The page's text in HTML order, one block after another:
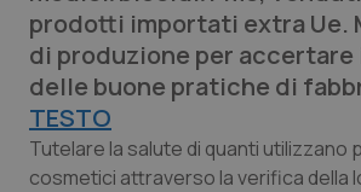
Professionisti Sanitari.AI
Abruzzo
Basilicata
QS Pro Gold
Artrite & artrosi
QS Club Newsletter
prodotti importati extra Ue.
di produzione per
delle buone pratiche di
TESTO
Tutelare la salute di quanti utilizzano
cosmetici attraverso la verifica della